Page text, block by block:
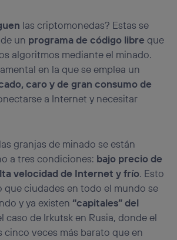
las criptomonedas? Estas se
un programa de código libre que
algoritmos mediante el minado.
en la que se emplea un
caro y de gran consumo de
a Internet y necesitar
granjas de minado se están
a tres condiciones: bajo precio de
velocidad de Internet y frío. Esto
ciudades en todo el mundo se
y ya existen “capitales” del
caso de Irkutsk en Rusia, donde el
cinco veces más barato que en